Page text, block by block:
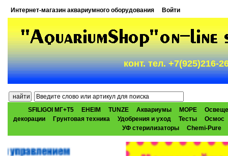
Интернет-магазин аквариумного оборудования Войти
конт. тел. +7(925)216-
SFILIGOI МГ+Т5 EHEIM TUNZE Аквариумы МОРЕ
декорации
Грунтовая техника Удобрения и уход Тесты
Осмос
УФ стерилизаторы
Chemi-Pure